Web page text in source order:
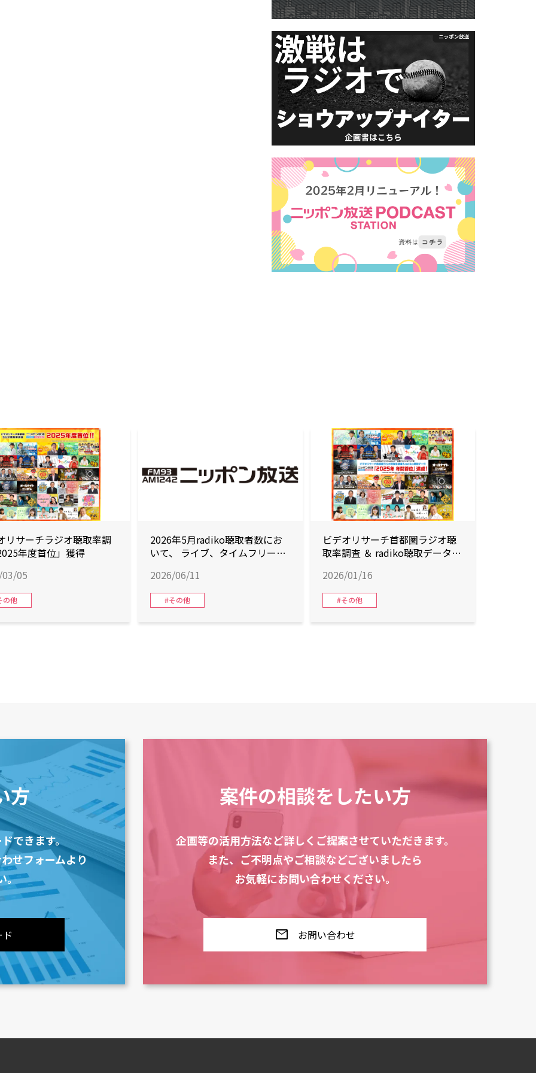
リサーチラジオ聴取率調
年度首位」獲得
05
の他
2026年5月radiko聴取者数にお
いて、 ライブ、タイムフリー、
得！ 総聴取分数もエリア内首位
を獲得！
2026/06/11
#その他
ビデオリサーチ首都圏ラジオ聴
取率調査 ＆ radiko聴取データ
2026/01/16
#その他
方
できます。
せフォームより
。
案件の相談をしたい方
企画等の活用方法など詳しくご提案させていただきます。
また、ご不明点やご相談などございましたら
お気軽にお問い合わせください。
mail お問い合わせ